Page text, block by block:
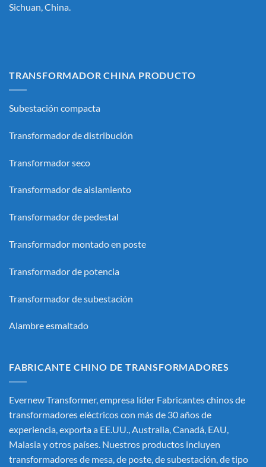
Sichuan, China.
TRANSFORMADOR CHINA PRODUCTO
Subestación compacta
Transformador de distribución
Transformador seco
Transformador de aislamiento
Transformador de pedestal
Transformador montado en poste
Transformador de potencia
Transformador de subestación
Alambre esmaltado
FABRICANTE CHINO DE TRANSFORMADORES
Evernew Transformer, empresa líder Fabricantes chinos de
transformadores eléctricoscon más de 30 años de
experiencia, exporta a EE.UU., Australia, Canadá, EAU,
Malasia y otros países. Nuestros productos incluyen
transformadores de mesa, de poste, de subestación, de tipo